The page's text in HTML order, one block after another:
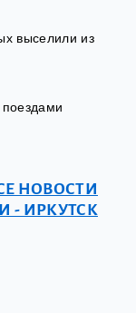
выселили из
НОВОСТИ
- ИРКУТСК